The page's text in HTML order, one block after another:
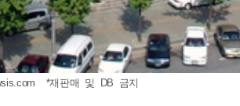
*재판매 및 DB 금지